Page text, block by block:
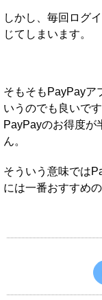
しかし、毎回ログ
じてしまいます。
そもそもPayPayア
いうのでも良いで
PayPayのお得度が
ん。
そういう意味では
には一番おすすめの